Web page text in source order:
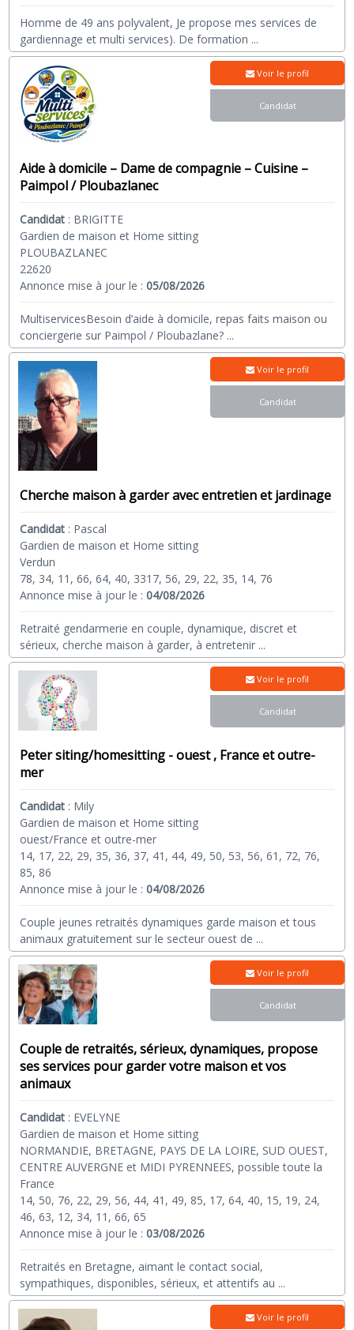
Homme de 49 ans polyvalent, Je propose mes services de
gardiennage et multi services). De formation ...
Aide à domicile – Dame de compagnie – Cuisine –
Paimpol / Ploubazlanec
Candidat : BRIGITTE
Gardien de maison et Home sitting
PLOUBAZLANEC
22620
Annonce mise à jour le :05/08/2026
MultiservicesBesoin d’aide à domicile, repas faits maison ou
conciergerie sur Paimpol / Ploubazlane? ...
Voir le profil
Candidat
Cherche maison à garder avec entretien et jardinage
Candidat : Pascal
Gardien de maison et Home sitting
Verdun
78, 34, 11, 66, 64, 40, 3317, 56, 29, 22, 35, 14, 76
Annonce mise à jour le :04/08/2026
Retraité gendarmerie en couple, dynamique, discret et
sérieux, cherche maison à garder, à entretenir ...
Voir le profil
Candidat
Peter siting/homesitting - ouest , France et outre-
mer
Candidat : Mily
Gardien de maison et Home sitting
ouest/France et outre-mer
14, 17, 22, 29, 35, 36, 37, 41, 44, 49, 50, 53, 56, 61, 72, 76,
85, 86
Annonce mise à jour le :04/08/2026
Couple jeunes retraités dynamiques garde maison et tous
animaux gratuitement sur le secteur ouest de ...
Voir le profil
Candidat
Couple de retraités, sérieux, dynamiques, propose
ses services pour garder votre maison et vos
animaux
Candidat : EVELYNE
Gardien de maison et Home sitting
NORMANDIE, BRETAGNE, PAYS DE LA LOIRE, SUD OUEST,
CENTRE AUVERGNE et MIDI PYRENNEES, possible toute la
France
14, 50, 76, 22, 29, 56, 44, 41, 49, 85, 17, 64, 40, 15, 19, 24,
46, 63, 12, 34, 11, 66, 65
Annonce mise à jour le :03/08/2026
Retraités en Bretagne, aimant le contact social,
sympathiques, disponibles, sérieux, et attentifs au ...
Voir le profil
Candidat
Voir le profil